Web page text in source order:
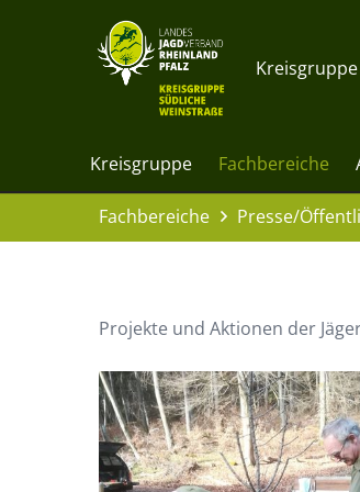
Kreisgruppe
Kreisgruppe Fachbereiche
Fachbereiche Presse/
Projekte und Aktionen der